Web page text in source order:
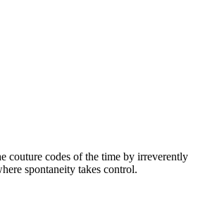
couture codes of the time by irreverently
spontaneity takes control.